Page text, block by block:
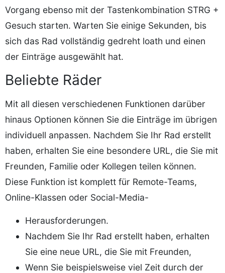
Vorgang ebenso mit der Tastenkombination STRG +
Gesuch starten. Warten Sie einige Sekunden, bis
sich das Rad vollständig gedreht loath und einen
der Einträge ausgewählt hat.
Beliebte Räder
Mit all diesen verschiedenen Funktionen darüber
hinaus Optionen können Sie die Einträge im übrigen
individuell anpassen. Nachdem Sie Ihr Rad erstellt
haben, erhalten Sie eine besondere URL, die Sie mit
Freunden, Familie oder Kollegen teilen können.
Diese Funktion ist komplett für Remote-Teams,
Online-Klassen oder Social-Media-
Herausforderungen.
Nachdem Sie Ihr Rad erstellt haben, erhalten
Sie eine neue URL, die Sie mit Freunden,
Wenn Sie beispielsweise viel Zeit durch der